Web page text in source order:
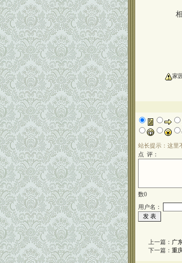
家
站长提示：这里
点 评：
数0
用户名：
上一篇： 广
下一篇： 重